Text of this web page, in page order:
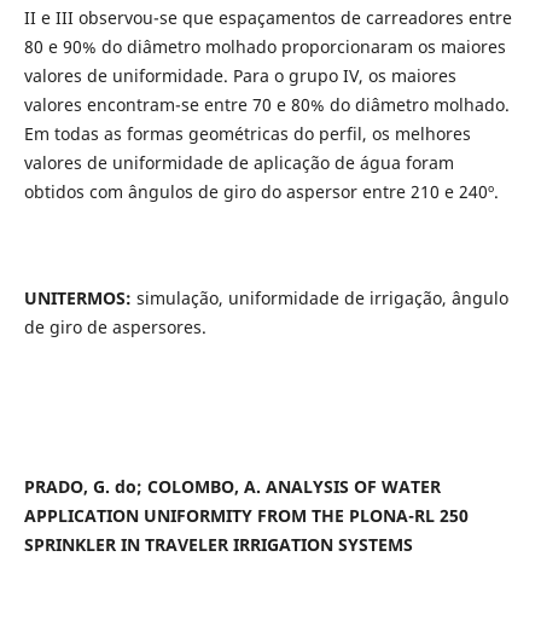
II e III observou-se que espaçamentos de carreadores entre
80 e 90% do diâmetro molhado proporcionaram os maiores
valores de uniformidade. Para o grupo IV, os maiores
valores encontram-se entre 70 e 80% do diâmetro molhado.
Em todas as formas geométricas do perfil, os melhores
valores de uniformidade de aplicação de água foram
obtidos com ângulos de giro do aspersor entre 210 e 240º.
UNITERMOS: simulação, uniformidade de irrigação, ângulo
de giro de aspersores.
PRADO, G. do; COLOMBO, A. ANALYSIS OF WATER
APPLICATION UNIFORMITY FROM THE PLONA-RL 250
SPRINKLER IN TRAVELER IRRIGATION SYSTEMS